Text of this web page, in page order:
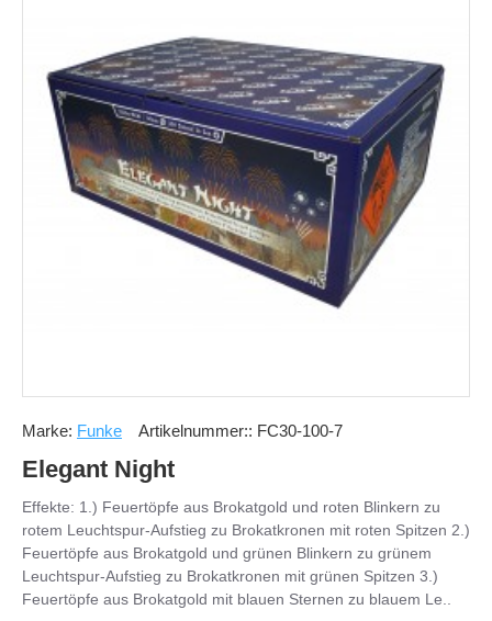
Marke: Funke Artikelnummer:: FC30-100-7
Elegant Night
Effekte: 1.) Feuertöpfe aus Brokatgold und roten Blinkern zu
rotem Leuchtspur-Aufstieg zu Brokatkronen mit roten Spitzen 2.)
Feuertöpfe aus Brokatgold und grünen Blinkern zu grünem
Leuchtspur-Aufstieg zu Brokatkronen mit grünen Spitzen 3.)
Feuertöpfe aus Brokatgold mit blauen Sternen zu blauem Le..